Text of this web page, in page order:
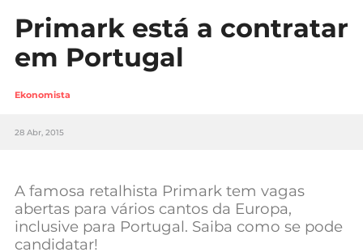
Carreira
Tecnologia
Negócios
Primark está a contratar
em Portugal
Ekonomista
28 Abr, 2015
A famosa retalhista Primark tem vagas
abertas para vários cantos da Europa,
inclusive para Portugal. Saiba como se pode
candidatar!